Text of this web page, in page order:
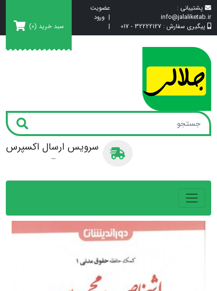
پشتیبانی :
info@jalaliketab.ir
پیگیری سفارش : 32222127 - 017
عضویت
| ورود
|
سبد خرید (0)
سرویس ارسال اکسپرس